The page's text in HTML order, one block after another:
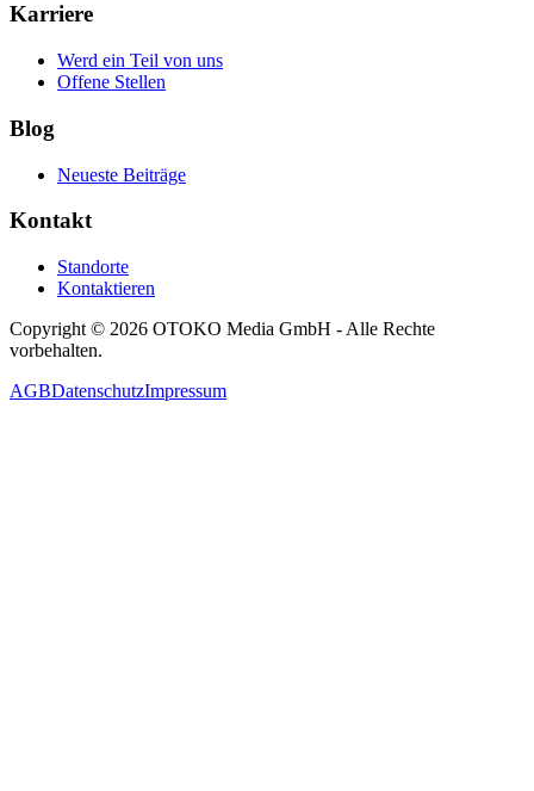
Karriere
Werd ein Teil von uns
Offene Stellen
Blog
Neueste Beiträge
Kontakt
Standorte
Kontaktieren
Copyright © 2026 OTOKO Media GmbH - Alle Rechte
vorbehalten.
AGBDatenschutzImpressum